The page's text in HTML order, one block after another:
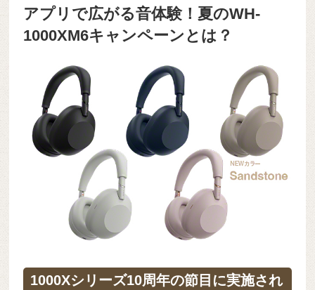
アプリで広がる音体験！夏のWH-
1000XM6キャンペーンとは？
1000Xシリーズ10周年の節目に実施され